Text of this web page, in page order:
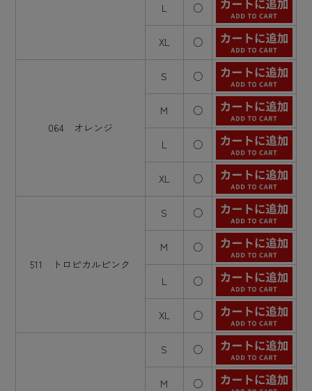
L ○
XL ○
064 オレンジ
S ○
M ○
L ○
XL ○
511 トロピカルピンク
S ○
M ○
L ○
XL ○
S ○
M ○